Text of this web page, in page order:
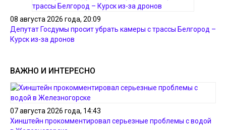
08 августа 2026 года, 20:09
Депутат Госдумы просит убрать камеры с трассы Белгород –
Курск из-за дронов
ВАЖНО И ИНТЕРЕСНО
07 августа 2026 года, 14:43
Хинштейн прокомментировал серьезные проблемы с водой